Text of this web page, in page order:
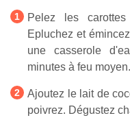
Pelez les
Epluchez et
une casserole
minutes à feu moyen.
Ajoutez le lait de
poivrez. Dégustez